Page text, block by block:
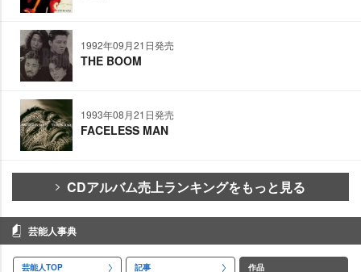
1992年09月21日発売
THE BOOM
1993年08月21日発売
FACELESS MAN
CDアルバム売上ランキングをもっと見る
芸能人事典
芸能人TOP 記事 作品